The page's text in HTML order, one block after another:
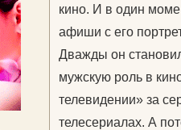
кино. И в один
афиши с его
Дважды он
мужскую роль в
телевидении» за
телесериалах. А